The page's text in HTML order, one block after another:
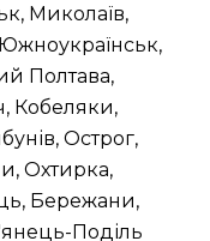
Миколаїв,
Полтава,
Кобеляки,
Острог,
Охтирка,
Бережани,
Поділь